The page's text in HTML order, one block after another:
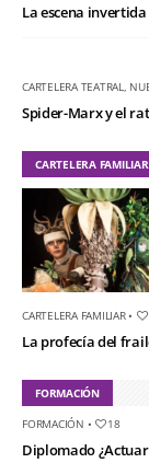
La escena invertida
CARTELERA TEATRAL
Spider-Marx y el
CARTELERA FAMILIAR
CARTELERA FAMILIAR•
La profecía del
FORMACIÓN
FORMACIÓN • 18
Diplomado